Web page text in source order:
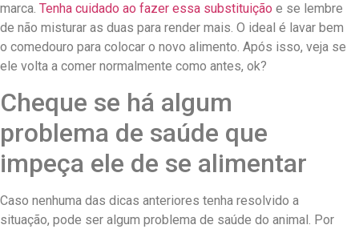
marca. Tenha cuidado ao fazer essa substituição e se lembre
de não misturar as duas para render mais. O ideal é lavar bem
o comedouro para colocar o novo alimento. Após isso, veja se
ele volta a comer normalmente como antes, ok?
Cheque se há algum
problema de saúde que
impeça ele de se alimentar
Caso nenhuma das dicas anteriores tenha resolvido a
situação, pode ser algum problema de saúde do animal. Por